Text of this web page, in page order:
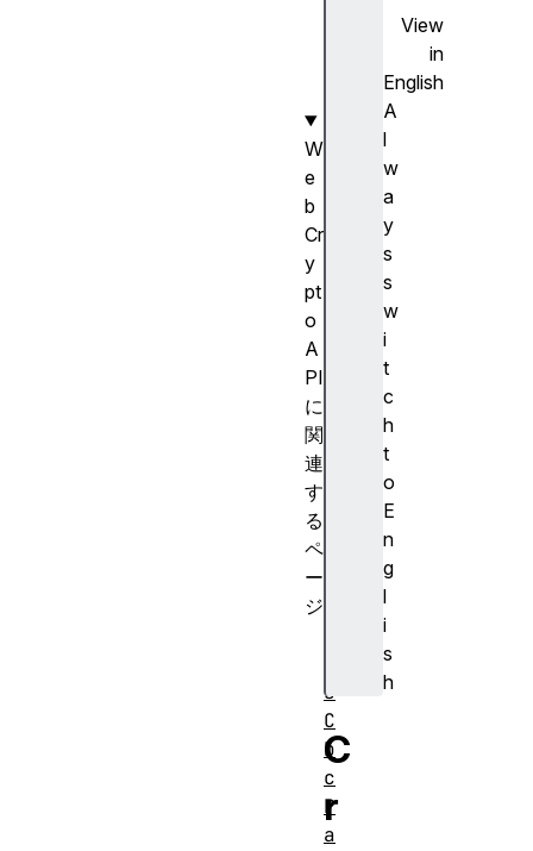
View
in
English
A
l
w
a
y
s
s
w
i
t
c
h
t
o
E
n
g
l
i
s
h
C
r
W
e
b
Cr
y
pt
o
A
PI
に
関
連
す
る
ペ
ー
ジ
s
C
b
c
P
a